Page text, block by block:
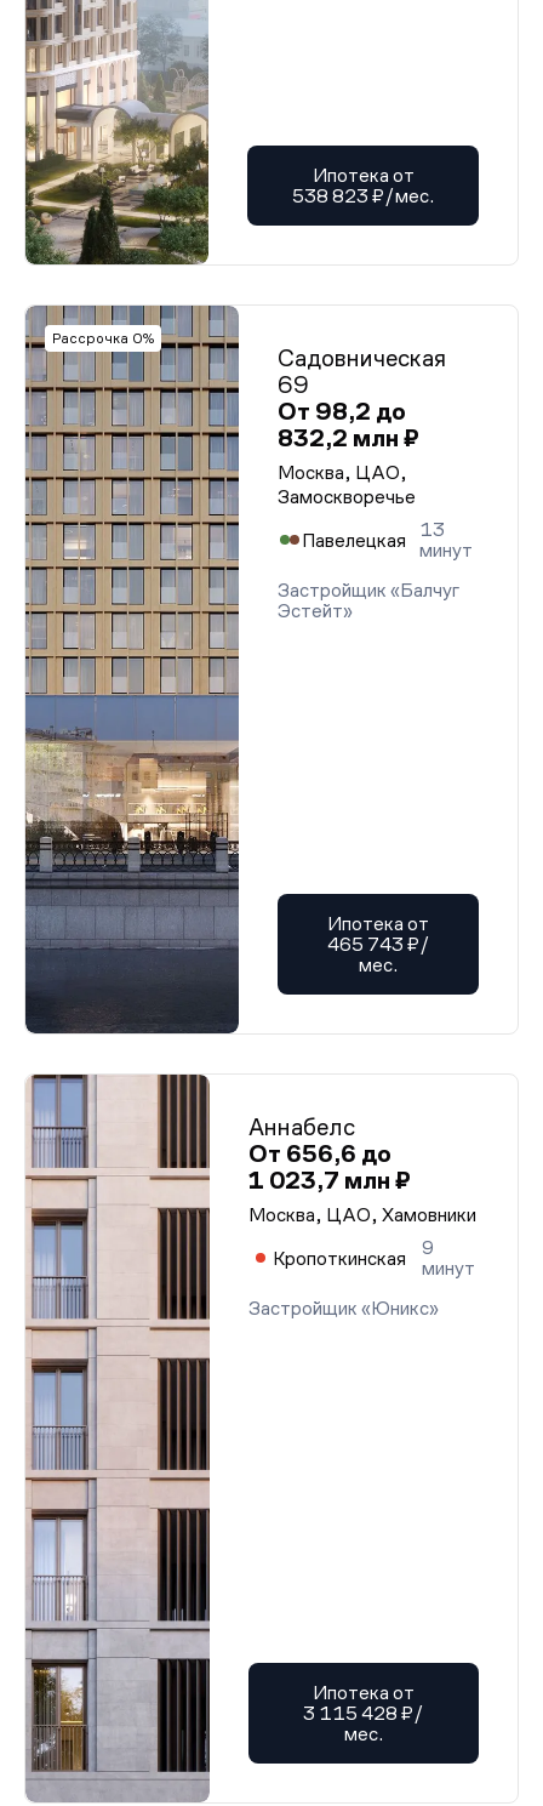
Ипотека от
538 823 ₽/мес.
Рассрочка 0%
Садовническая
69
От 98,2 до
832,2 млн ₽
Москва, ЦАО,
Замоскворечье
Павелецкая
13
минут
Застройщик «Балчуг
Эстейт»
Ипотека от
465 743 ₽/
мес.
Аннабелс
От 656,6 до
1 023,7 млн ₽
Москва, ЦАО, Хамовники
Кропоткинская
9
минут
Застройщик «Юникс»
Ипотека от
3 115 428 ₽/
мес.